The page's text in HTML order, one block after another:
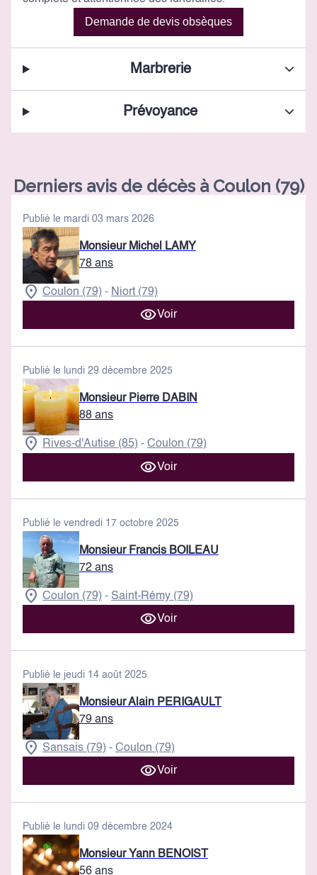
Demande de devis obsèques
Marbrerie
Prévoyance
Derniers avis de décès à Coulon (79)
Publié le mardi 03 mars 2026
Monsieur Michel LAMY
78 ans
Coulon (79) - Niort (79)
Voir
Publié le lundi 29 décembre 2025
Monsieur Pierre DABIN
88 ans
Rives-d'Autise (85) - Coulon (79)
Voir
Publié le vendredi 17 octobre 2025
Monsieur Francis BOILEAU
72 ans
Coulon (79) - Saint-Rémy (79)
Voir
Publié le jeudi 14 août 2025
Monsieur Alain PERIGAULT
79 ans
Sansais (79) - Coulon (79)
Voir
Publié le lundi 09 décembre 2024
Monsieur Yann BENOIST
56 ans